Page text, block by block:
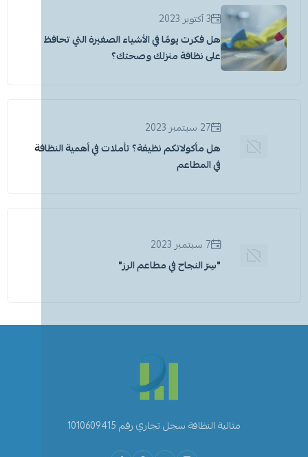
3 أكتوبر 2023
هل فكرت يومًا في الأشياء الصغيرة التي تحافظ
على نظافة منزلك وصحتك؟
27 سبتمبر 2023
هل مأكولاتكم نظيفة؟ تأملات في أهمية النظافة
في المطاعم
7 سبتمبر 2023
"سِرّ النجاح في مطاعم الرز"
مثالية النظافة سجل تجاري رقم 1010609415